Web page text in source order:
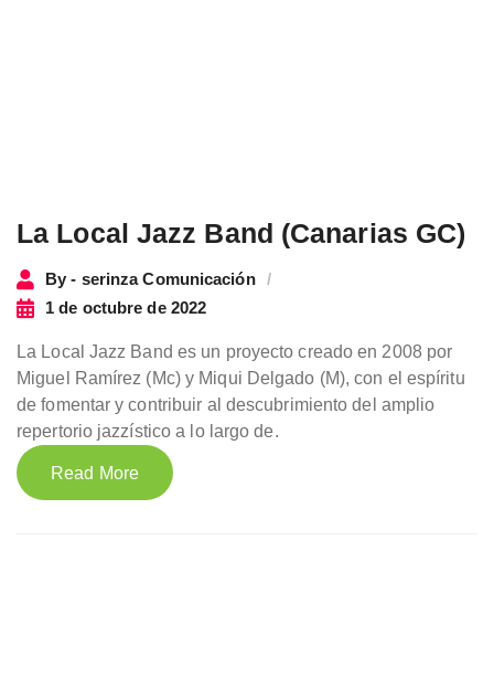
La Local Jazz Band (Canarias GC)
By - serinza Comunicación
1 de octubre de 2022
La Local Jazz Band es un proyecto creado en 2008 por
Miguel Ramírez (Mc) y Miqui Delgado (M), con el espíritu
de fomentar y contribuir al descubrimiento del amplio
repertorio jazzístico a lo largo de.
Read More